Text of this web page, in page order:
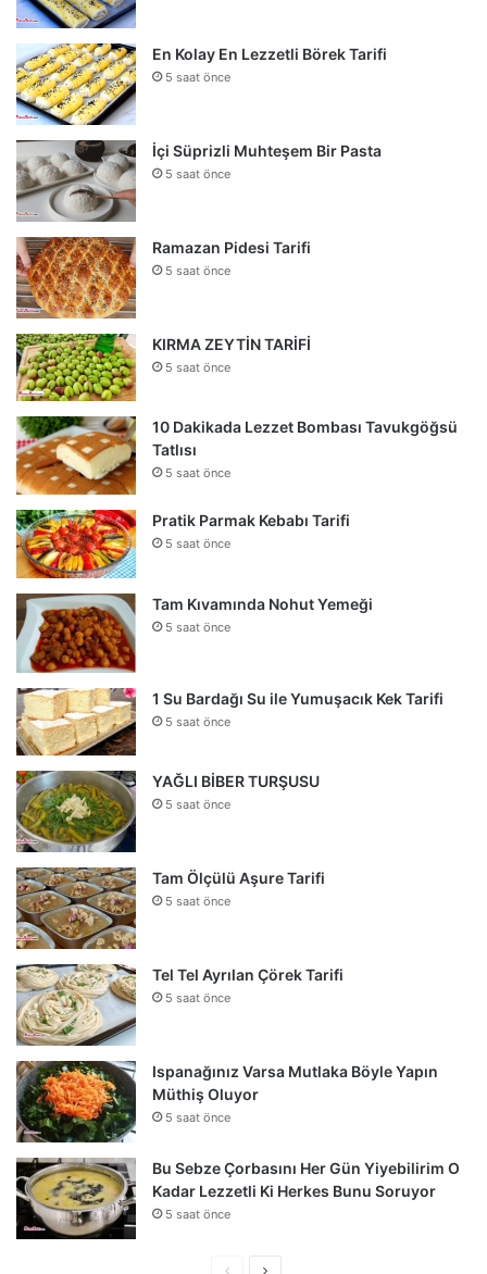
En Kolay En Lezzetli Börek Tarifi
5 saat önce
İçi Süprizli Muhteşem Bir Pasta
5 saat önce
Ramazan Pidesi Tarifi
5 saat önce
KIRMA ZEYTİN TARİFİ
5 saat önce
10 Dakikada Lezzet Bombası Tavukgöğsü
Tatlısı
5 saat önce
Pratik Parmak Kebabı Tarifi
5 saat önce
Tam Kıvamında Nohut Yemeği
5 saat önce
1 Su Bardağı Su ile Yumuşacık Kek Tarifi
5 saat önce
YAĞLI BİBER TURŞUSU
5 saat önce
Tam Ölçülü Aşure Tarifi
5 saat önce
Tel Tel Ayrılan Çörek Tarifi
5 saat önce
Ispanağınız Varsa Mutlaka Böyle Yapın
Müthiş Oluyor
5 saat önce
Bu Sebze Çorbasını Her Gün Yiyebilirim O
Kadar Lezzetli Ki Herkes Bunu Soruyor
5 saat önce
ÖncekiSonraki